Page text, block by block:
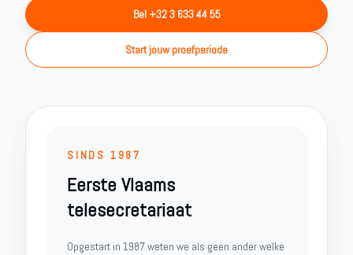
Bel +32 3 633 44 55
Start jouw proefperiode
SINDS 1987
Eerste Vlaams
telesecretariaat
Opgestart in 1987 weten we als geen ander welke